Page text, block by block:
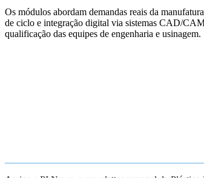
Os módulos abordam demandas reais da
de ciclo e integração digital via sistemas CAD/
qualificação das equipes de engenharia e usinagem.